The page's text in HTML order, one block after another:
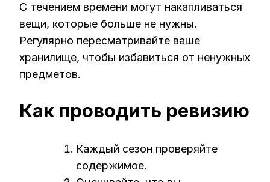
С течением времени могут накапливаться
вещи, которые больше не нужны.
Регулярно пересматривайте ваше
хранилище, чтобы избавиться от ненужных
предметов.
Как проводить ревизию
Каждый сезон проверяйте
содержимое.